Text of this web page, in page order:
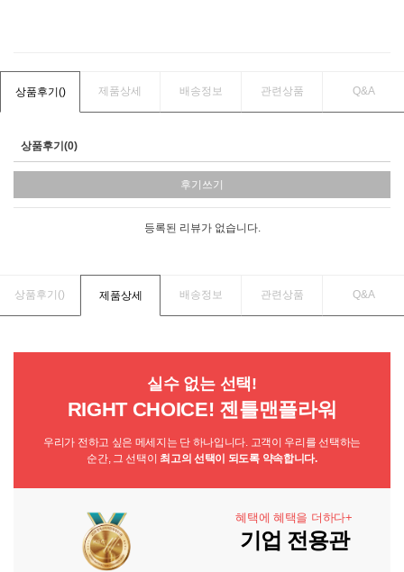
상품후기() 제품상세 배송정보 관련상품 Q&A
상품후기(0)
후기쓰기
등록된 리뷰가 없습니다.
상품후기() 제품상세 배송정보 관련상품 Q&A
실수 없는 선택!
RIGHT CHOICE! 젠틀맨플라워
우리가 전하고 싶은 메세지는 단 하나입니다. 고객이 우리를 선택하는
순간, 그 선택이 최고의 선택이 되도록 약속합니다.
혜택에 혜택을 더하다+
기업 전용관